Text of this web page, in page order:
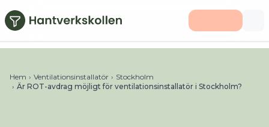
Hoppa till huvudinnehåll
Hem › Ventilationsinstallatör › Stockholm
› Är ROT-avdrag möjligt för ventilationsinstallatör i Stockholm?